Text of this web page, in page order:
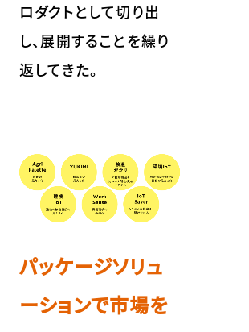
ロダクトとして切り出
し、展開することを繰り
返してきた。
パッケージソリュ
ーションで市場を